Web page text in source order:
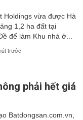
Holdings vừa được Hà
1,2 ha đất tại
để làm Khu nhà ở...
trước
phải hết giá
Batdongsan.com.vn,